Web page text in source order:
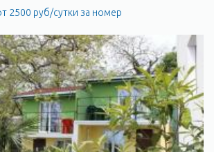
2500 руб/сутки за номер